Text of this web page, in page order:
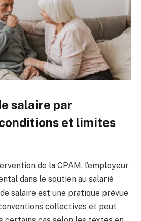
salaire par
conditions et limites
de la CPAM, l’employeur
dans le soutien au salarié
salaire est une pratique prévue
collectives et peut